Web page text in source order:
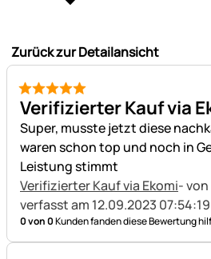
Zurück zur Detailansicht
5 von 5
Verifizierter Kauf via
Super, musste jetzt diese
waren schon top und noch in
Leistung stimmt
Verifizierter Kauf via Ekomi-
verfasst am 12.09.2023 07:54:19
0 von 0Kunden fanden diese Bewertung